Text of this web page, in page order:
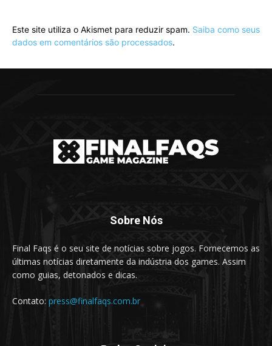
Este site utiliza o Akismet para reduzir spam. Saiba como seus
dados em comentários são processados.
Sobre Nós
Final Faqs é o seu site de notícias sobre jogos. Fornecemos as
últimas notícias diretamente da indústria dos games. Assim
como guias, detonados e dicas.
Contato: press@finalfaqs.com.br